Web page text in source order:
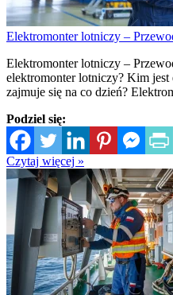
Elektromonter lotniczy –
Elektromonter lotniczy –
elektromonter lotniczy? Kim
zajmuje się na co dzień?
Podziel się:
Czytaj więcej »